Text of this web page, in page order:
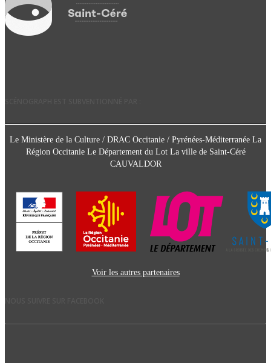
Le Ministère de la Culture / DRAC Occitanie / Pyrénées-Méditerranée La
Région Occitanie Le Département du Lot La ville de Saint-Céré
CAUVALDOR
Voir les autres partenaires